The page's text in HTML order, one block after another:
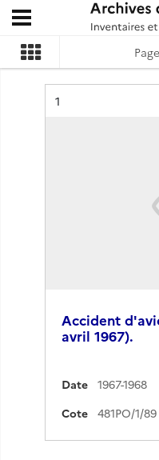
Archives
Ouvrir le menu déroulant
Page
Résultat n°
1
Accident
avril 1967).
Date
1967-1968
Cote
481PO/1/